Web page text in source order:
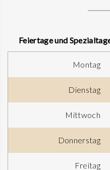
Feiertage und
Montag
Dienstag
Mittwoch
Donnerstag
Freitag